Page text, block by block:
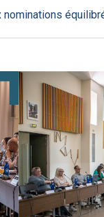
nominations